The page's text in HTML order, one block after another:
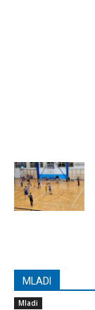
MLADI
Mladi